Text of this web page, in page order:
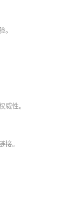
性。
。